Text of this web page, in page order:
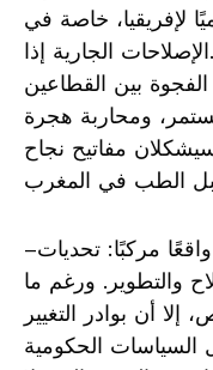
لإفريقيا، خاصة في
الجارية إذا
بين القطاعين
ومحاربة هجرة
مفاتيح نجاح
–خاتمةالطب في المغرب يعكس واقعًا مركبًا: تحديات
والتطوير. ورغم ما
أن بوادر التغيير
السياسات الحكومية